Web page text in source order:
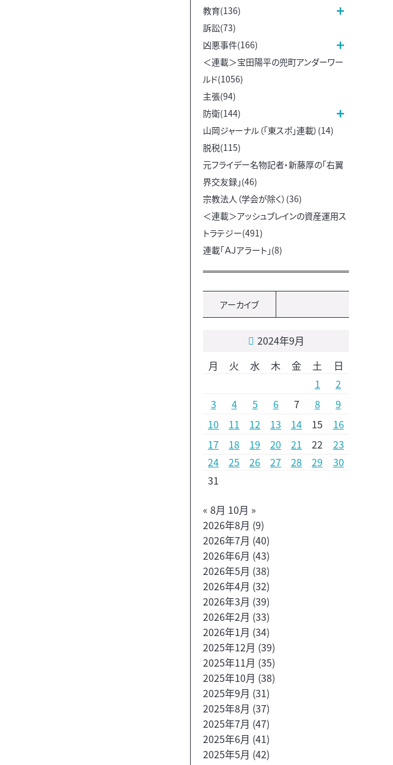
教育(136)
訴訟(73)
凶悪事件(166)
＜連載＞宝田陽平の兜町アンダーワー
ルド(1056)
主張(94)
防衛(144)
山岡ジャーナル（「東スポ」連載）(14)
脱税(115)
元フライデー名物記者・新藤厚の「右翼
界交友録」(46)
宗教法人（学会が除く）(36)
＜連載＞アッシュブレインの資産運用ス
トラテジー(491)
連載「ＡＪアラート」(8)
アーカイブ
2024年9月
月
火 水 木 金 土
日
1
2
3
4 5 6 7 8
9
10
11 12 13 14 15
16
17
18 19 20 21 22
23
24
25 26 27 28 29
30
31
« 8月 10月 »
2026年8月 (9)
2026年7月 (40)
2026年6月 (43)
2026年5月 (38)
2026年4月 (32)
2026年3月 (39)
2026年2月 (33)
2026年1月 (34)
2025年12月 (39)
2025年11月 (35)
2025年10月 (38)
2025年9月 (31)
2025年8月 (37)
2025年7月 (47)
2025年6月 (41)
2025年5月 (42)